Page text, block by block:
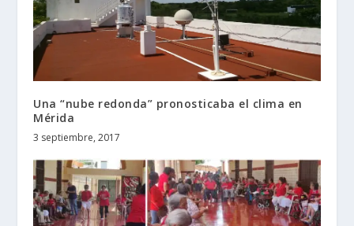
Una “nube redonda” pronosticaba el clima en
Mérida
3 septiembre, 2017